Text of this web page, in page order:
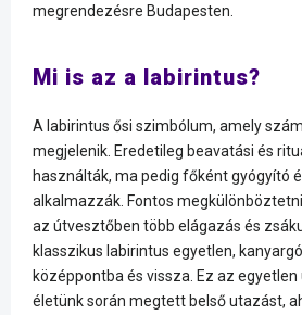
megrendezésre Budapesten.
Mi is az a labirintus?
A labirintus ősi szimbólum, amely
megjelenik. Eredetileg beavatási és
használták, ma pedig főként gyógyító
alkalmazzák. Fontos
az útvesztőben több elágazás és
klasszikus labirintus egyetlen,
középpontba és vissza. Ez az
életünk során megtett belső utazást,